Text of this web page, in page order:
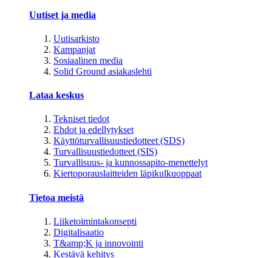
Uutiset ja media
Uutisarkisto
Kampanjat
Sosiaalinen media
Solid Ground asiakaslehti
Lataa keskus
Tekniset tiedot
Ehdot ja edellytykset
Käyttöturvallisuustiedotteet (SDS)
Turvallisuustiedotteet (SIS)
Turvallisuus- ja kunnossapito-menettelyt
Kiertoporauslaitteiden läpikulkuoppaat
Tietoa meistä
Liiketoimintakonsepti
Digitalisaatio
T&amp;K ja innovointi
Kestävä kehitys